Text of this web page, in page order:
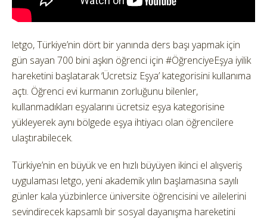
letgo, Türkiye’nin dört bir yanında ders başı yapmak için
gün sayan 700 bini aşkın öğrenci için #ÖğrenciyeEşya iyilik
hareketini başlatarak ‘Ücretsiz Eşya’ kategorisini kullanıma
açtı. Öğrenci evi kurmanın zorluğunu bilenler,
kullanmadıkları eşyalarını ücretsiz eşya kategorisine
yükleyerek aynı bölgede eşya ihtiyacı olan öğrencilere
ulaştırabilecek.
Türkiye’nin en büyük ve en hızlı büyüyen ikinci el alışveriş
uygulaması letgo, yeni akademik yılın başlamasına sayılı
günler kala yüzbinlerce üniversite öğrencisini ve ailelerini
sevindirecek kapsamlı bir sosyal dayanışma hareketini